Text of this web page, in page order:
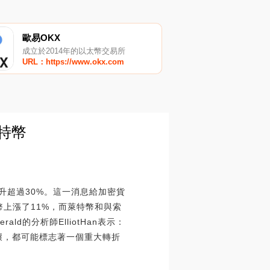
歐易OKX
成立於2014年的以太幣交易所
URL：https://www.okx.com
幣
超過30%。這一消息給加密貨
漲了11%，而萊特幣和與索
的分析師ElliotHan表示：
都可能標志著一個重大轉折